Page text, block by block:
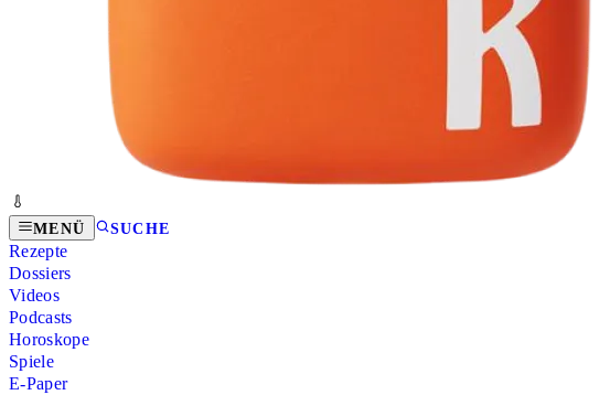
MENÜ SUCHE
Rezepte
Dossiers
Videos
Podcasts
Horoskope
Spiele
E-Paper